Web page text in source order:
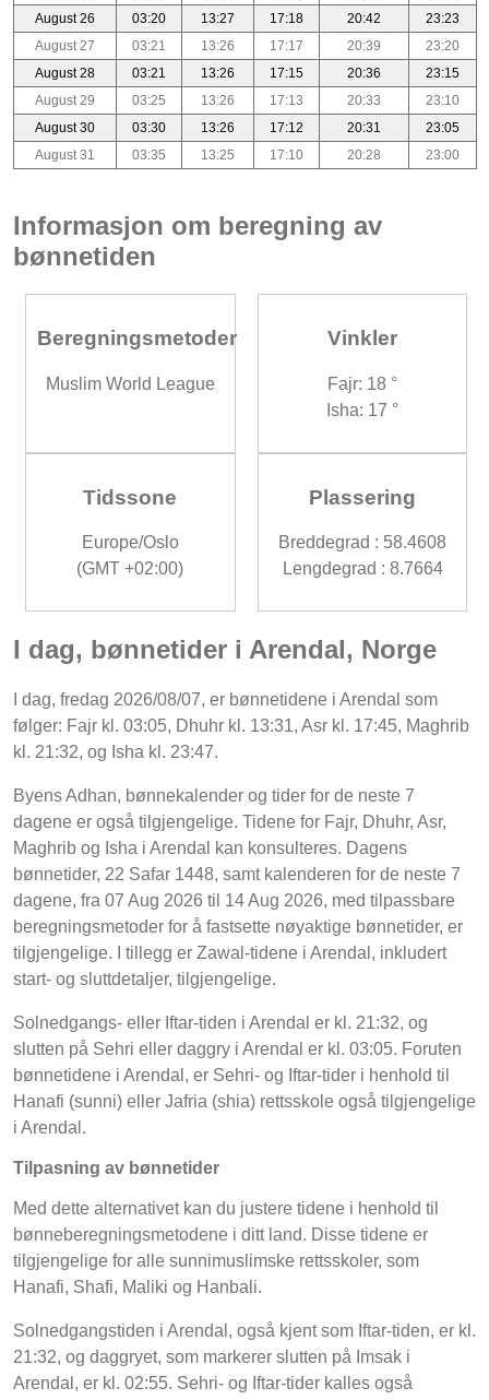
August 26
03:20 13:27 17:18 20:42
23:23
August 27
03:21 13:26 17:17 20:39
23:20
August 28
03:21 13:26 17:15 20:36
23:15
August 29
03:25 13:26 17:13 20:33
23:10
August 30
03:30 13:26 17:12 20:31
23:05
August 31
03:35 13:25 17:10 20:28 23:00
Informasjon om beregning av
bønnetiden
Beregningsmetoder
Muslim World League
Vinkler
Fajr: 18 °
Isha: 17 °
Tidssone
Europe/Oslo
(GMT +02:00)
Plassering
Breddegrad : 58.4608
Lengdegrad : 8.7664
I dag, bønnetider i Arendal, Norge
I dag, fredag 2026/08/07, er bønnetidene i Arendal som
følger: Fajr kl. 03:05, Dhuhr kl. 13:31, Asr kl. 17:45, Maghrib
kl. 21:32, og Isha kl. 23:47.
Byens Adhan, bønnekalender og tider for de neste 7
dagene er også tilgjengelige. Tidene for Fajr, Dhuhr, Asr,
Maghrib og Isha i Arendal kan konsulteres. Dagens
bønnetider, 22 Safar 1448, samt kalenderen for de neste 7
dagene, fra 07 Aug 2026 til 14 Aug 2026, med tilpassbare
beregningsmetoder for å fastsette nøyaktige bønnetider, er
tilgjengelige. I tillegg er Zawal-tidene i Arendal, inkludert
start- og sluttdetaljer, tilgjengelige.
Solnedgangs- eller Iftar-tiden i Arendal er kl. 21:32, og
slutten på Sehri eller daggry i Arendal er kl. 03:05. Foruten
bønnetidene i Arendal, er Sehri- og Iftar-tider i henhold til
Hanafi (sunni) eller Jafria (shia) rettsskole også tilgjengelige
i Arendal.
Tilpasning av bønnetider
Med dette alternativet kan du justere tidene i henhold til
bønneberegningsmetodene i ditt land. Disse tidene er
tilgjengelige for alle sunnimuslimske rettsskoler, som
Hanafi, Shafi, Maliki og Hanbali.
Solnedgangstiden i Arendal, også kjent som Iftar-tiden, er kl.
21:32, og daggryet, som markerer slutten på Imsak i
Arendal, er kl. 02:55. Sehri- og Iftar-tider kalles også